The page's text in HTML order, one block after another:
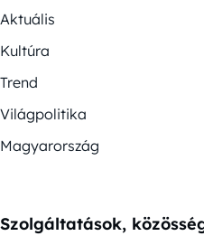
Aktuális
Kultúra
Trend
Világpolitika
Magyarország
Szolgáltatások,